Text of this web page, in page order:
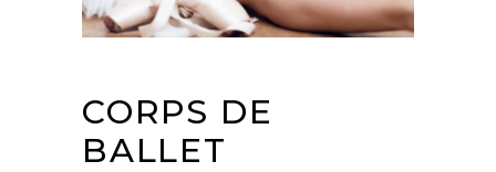
CORPS DE
BALLET